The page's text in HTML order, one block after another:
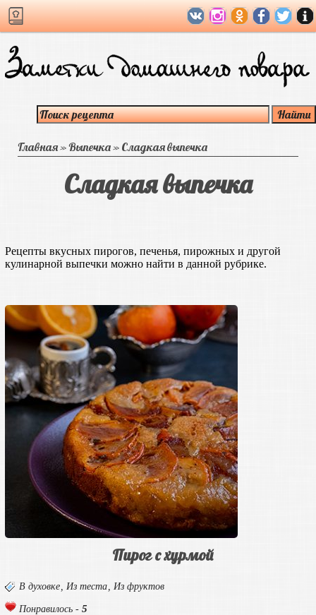
Главная»Выпечка» Сладкая выпечка
Сладкая выпечка
Рецепты вкусных пирогов, печенья, пирожных и другой
кулинарной выпечки можно найти в данной рубрике.
Пирог с хурмой
В духовке Из теста Из фруктов
Понравилось -5